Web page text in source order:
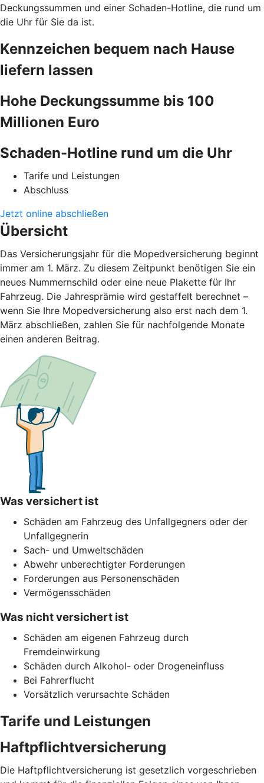
Deckungssummen und einer Schaden-Hotline, die rund um
die Uhr für Sie da ist.
Kennzeichen bequem nach Hause
liefern lassen
Hohe Deckungssumme bis 100
Millionen Euro
Schaden-Hotline rund um die Uhr
Tarife und Leistungen
Abschluss
Jetzt online abschließen
Übersicht
Das Versicherungsjahr für die Mopedversicherung beginnt
immer am 1. März. Zu diesem Zeitpunkt benötigen Sie ein
neues Nummernschild oder eine neue Plakette für Ihr
Fahrzeug. Die Jahresprämie wird gestaffelt berechnet –
wenn Sie Ihre Mopedversicherung also erst nach dem 1.
März abschließen, zahlen Sie für nachfolgende Monate
einen anderen Beitrag.
Was versichert ist
Schäden am Fahrzeug des Unfallgegners oder der
Unfallgegnerin
Sach- und Umweltschäden
Abwehr unberechtigter Forderungen
Forderungen aus Personenschäden
Vermögensschäden
Was nicht versichert ist
Schäden am eigenen Fahrzeug durch
Fremdeinwirkung
Schäden durch Alkohol- oder Drogeneinfluss
Bei Fahrerflucht
Vorsätzlich verursachte Schäden
Tarife und Leistungen
Haftpflichtversicherung
Die Haftpflichtversicherung ist gesetzlich vorgeschrieben